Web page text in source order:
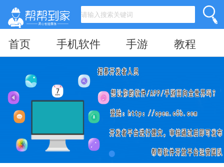
首页 手机软件 手游 教程